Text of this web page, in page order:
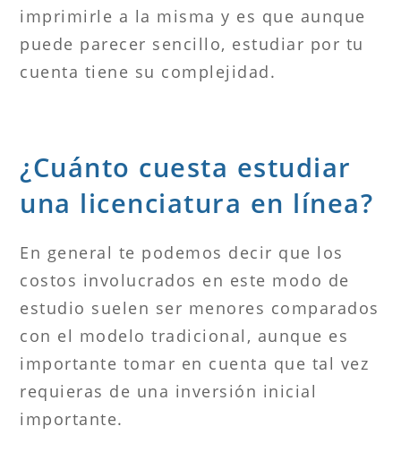
imprimirle a la misma y es que aunque
puede parecer sencillo, estudiar por tu
cuenta tiene su complejidad.
¿Cuánto cuesta estudiar
una licenciatura en línea?
En general te podemos decir que los
costos involucrados en este modo de
estudio suelen ser menores comparados
con el modelo tradicional, aunque es
importante tomar en cuenta que tal vez
requieras de una inversión inicial
importante.